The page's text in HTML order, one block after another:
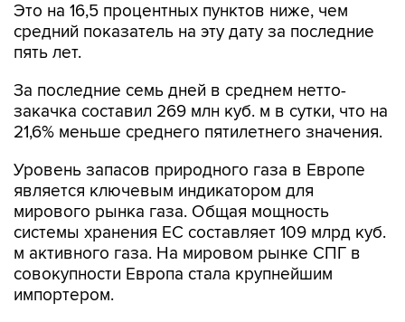
Это на 16,5 процентных пунктов ниже, чем
средний показатель на эту дату за последние
пять лет.
За последние семь дней в среднем нетто-
закачка составил 269 млн куб. м в сутки, что на
21,6% меньше среднего пятилетнего значения.
Уровень запасов природного газа в Европе
является ключевым индикатором для
мирового рынка газа. Общая мощность
системы хранения ЕС составляет 109 млрд куб.
м активного газа. На мировом рынке СПГ в
совокупности Европа стала крупнейшим
импортером.